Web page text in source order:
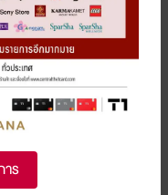
ดนิยมมาใหม่
ละเครดิตเงินคืน รวม
ที่ห้างสรรพสินค้า
(CENTRAL
STORE), CHAT
าร